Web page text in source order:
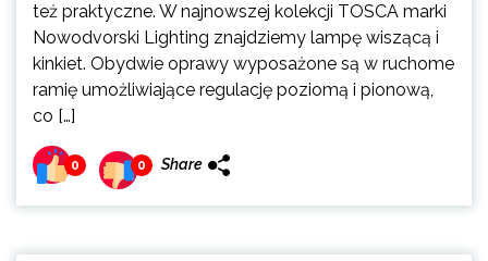
też praktyczne. W najnowszej kolekcji TOSCA marki
Nowodvorski Lighting znajdziemy lampę wiszącą i
kinkiet. Obydwie oprawy wyposażone są w ruchome
ramię umożliwiające regulację poziomą i pionową,
co […]
0 0 Share